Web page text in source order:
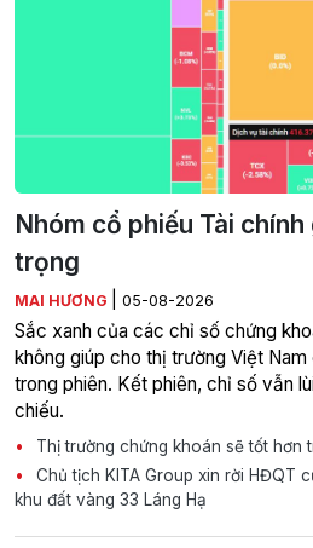
Nhóm cổ phiếu Tài
trọng
MAI HƯƠNG 05-08-2026
Sắc xanh của các chỉ số chứng
không giúp cho thị trường Việt
trong phiên. Kết phiên, chỉ số vẫn
chiếu.
Thị trường chứng khoán sẽ tốt hơn
Chủ tịch KITA Group xin rời HĐQT
khu đất vàng 33 Láng Hạ